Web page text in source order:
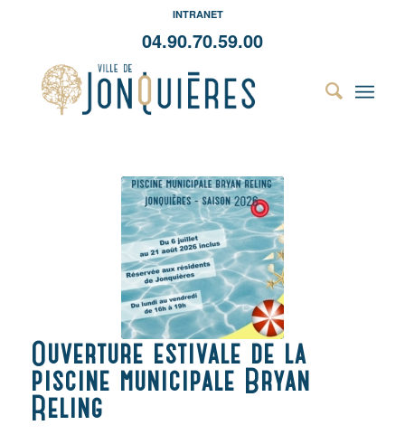
INTRANET
04.90.70.59.00
Ouverture estivale de la
piscine municipale Bryan
Reling